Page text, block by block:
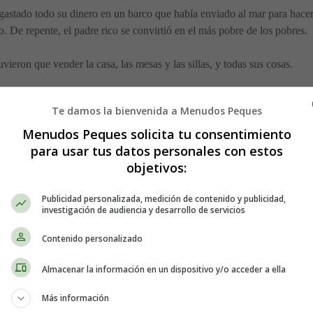
todo su dinero en un barco que había enviado al mar para
De repente, el padre rico se convirtió en el más pobre de los pobres.
que vender la casa, las mesas y las sillas, y todas sus cosas.
en lo profundo del bosque. Así que allí es donde él y sus tres
cocinar, limpiar el lugar, cuidar el jardín y arreglar las cosas
en las tareas. Pues no lo pienses.
"Más vale que nos sirva". Y así Bella hizo todo el trabajo duro.
qué buen regalo puedo traer para vosotras".
mayor.
Te damos la bienvenida a Menudos Peques
Menudos Peques solicita tu consentimiento
para usar tus datos personales con estos
objetivos:
Publicidad personalizada, medición de contenido y publicidad,
investigación de audiencia y desarrollo de servicios
Contenido personalizado
Almacenar la información en un dispositivo y/o acceder a ella
Más información